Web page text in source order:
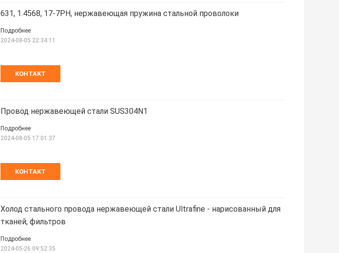
631, 1.4568, 17-7PH, нержавеющая пружина стальной проволоки
КОНТАКТ
Подробнее
2024-08-05 22:34:11
Провод нержавеющей стали SUS304N1
КОНТАКТ
Подробнее
2024-08-05 17:01:37
Холод стального провода нержавеющей стали Ultrafine - нарисованный для
тканей, фильтров
Подробнее
2024-05-26 09:52:35